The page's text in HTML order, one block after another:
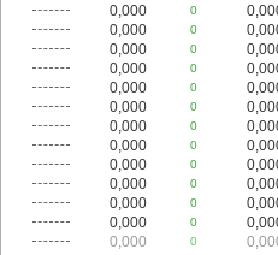
0,000
0
0,000
0
0,000
0
0,000
0
0,000
0
0,000
0
0,000
0
0,000
0
0,000
0
0,000
0
0,000
0
0,000
0
0,000
0